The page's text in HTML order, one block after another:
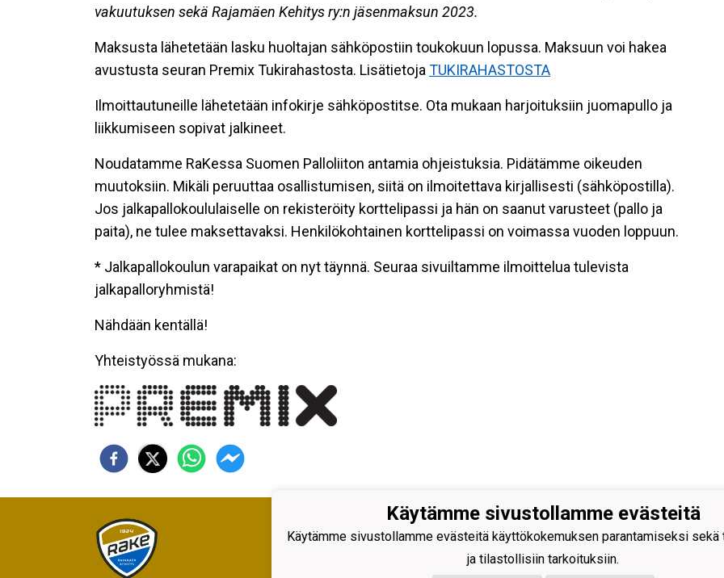
vakuutuksen sekä Rajamäen Kehitys ry:n jäsenmaksun 2023.
Maksusta lähetetään lasku huoltajan sähköpostiin toukokuun lopussa. Maksuun voi hakea
avustusta seuran Premix Tukirahastosta. Lisätietoja TUKIRAHASTOSTA
Ilmoittautuneille lähetetään infokirje sähköpostitse. Ota mukaan harjoituksiin juomapullo ja
liikkumiseen sopivat jalkineet.
Noudatamme RaKessa Suomen Palloliiton antamia ohjeistuksia. Pidätämme oikeuden
muutoksiin. Mikäli peruuttaa osallistumisen, siitä on ilmoitettava kirjallisesti (sähköpostilla).
Jos jalkapallokoululaiselle on rekisteröity korttelipassi ja hän on saanut varusteet (pallo ja
paita), ne tulee maksettavaksi. Henkilökohtainen korttelipassi on voimassa vuoden loppuun.
* Jalkapallokoulun varapaikat on nyt täynnä. Seuraa sivuiltamme ilmoittelua tulevista
jalkapalloryhmistä!
Nähdään kentällä!
Yhteistyössä mukana:
Rajamäen Kehitys ry
Kiljavantie 231
Käytämme sivustollamme evästeitä
Käytämme sivustollamme evästeitä käyttökokemuksen parantamiseksi
ja tilastollisiin tarkoituksiin.